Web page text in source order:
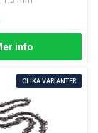
info
OLIKA VARIANTER